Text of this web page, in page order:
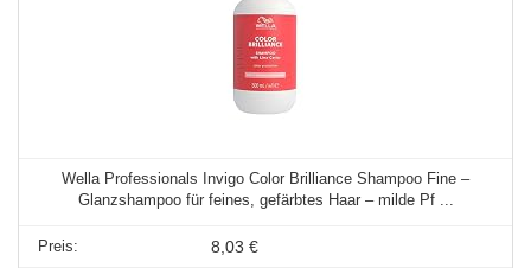
Wella Professionals Invigo Color Brilliance Shampoo Fine –
Glanzshampoo für feines, gefärbtes Haar – milde Pf ...
8,03 €